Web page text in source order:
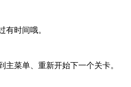
有时间哦。
主菜单、重新开始下一个关卡。